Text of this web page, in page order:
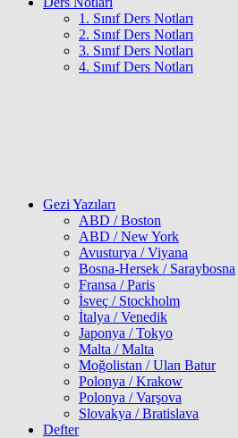
1. Sınıf Ders Notları
2. Sınıf Ders Notları
3. Sınıf Ders Notları
4. Sınıf Ders Notları
Gezi Yazıları
ABD / Boston
ABD / New York
Avusturya / Viyana
Bosna-Hersek / Saraybosna
Fransa / Paris
İsveç / Stockholm
İtalya / Venedik
Japonya / Tokyo
Malta / Malta
Moğolistan / Ulan Batur
Polonya / Krakow
Polonya / Varşova
Slovakya / Bratislava
Defter